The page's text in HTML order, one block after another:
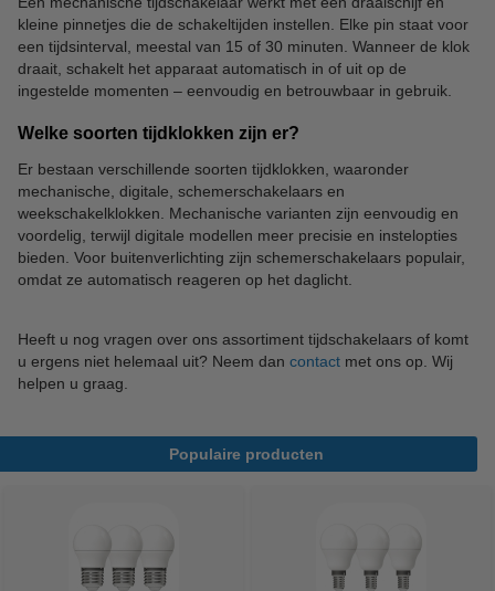
kleine pinnetjes die de schakeltijden instellen. Elke pin staat voor
een tijdsinterval, meestal van 15 of 30 minuten. Wanneer de klok
draait, schakelt het apparaat automatisch in of uit op de
ingestelde momenten – eenvoudig en betrouwbaar in gebruik.
Welke soorten tijdklokken zijn er?
Er bestaan verschillende soorten tijdklokken, waaronder
mechanische, digitale, schemerschakelaars en
weekschakelklokken. Mechanische varianten zijn eenvoudig en
voordelig, terwijl digitale modellen meer precisie en instelopties
bieden. Voor buitenverlichting zijn schemerschakelaars populair,
omdat ze automatisch reageren op het daglicht.
Heeft u nog vragen over ons assortiment tijdschakelaars of komt
u ergens niet helemaal uit? Neem dan contact met ons op. Wij
helpen u graag.
Populaire producten